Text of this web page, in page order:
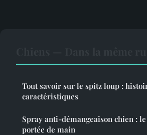
Tout savoir sur le spitz loup :
caractéristiques
Spray anti-démangeaison chien :
portée de main